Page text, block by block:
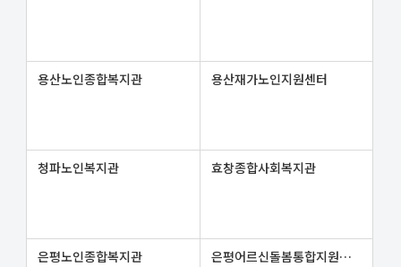
용산노인종합복지관 용산재가노인지원센터
청파노인복지관 효창종합사회복지관
은평노인종합복지관 은평어르신돌봄통합지원센터